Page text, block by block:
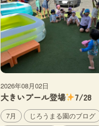
2026年08月02日
大きいプール登場 7/28
7月
じろうまる園のブログ